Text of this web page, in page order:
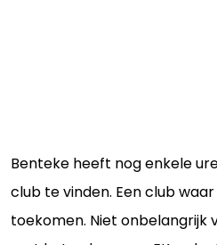
Benteke heeft nog enkele
club te vinden. Een club
toekomen. Niet onbelangrijk